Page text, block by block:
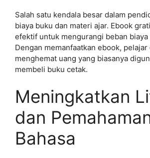
Salah satu kendala besar dalam
biaya buku dan materi ajar. Ebook
efektif untuk mengurangi beban
Dengan memanfaatkan ebook, pelajar
menghemat uang yang biasanya
membeli buku cetak.
Meningkatkan
dan
Bahasa